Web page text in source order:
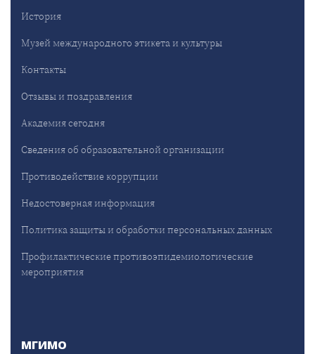
История
Музей международного этикета и культуры
Контакты
Отзывы и поздравления
Академия сегодня
Сведения об образовательной организации
Противодействие коррупции
Недостоверная информация
Политика защиты и обработки персональных данных
Профилактические противоэпидемиологические
мероприятия
МГИМО